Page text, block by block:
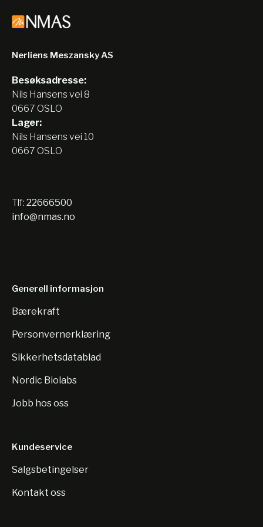
Nerliens Meszansky AS
Besøksadresse:
Nils Hansens vei 8
0667 OSLO
Lager:
Nils Hansens vei 10
0667 OSLO
Tlf: 22666500
info@nmas.no
Generell informasjon
Bærekraft
Personvernerklæring
Sikkerhetsdatablad
Nordic Biolabs
Jobb hos oss
Kundeservice
Salgsbetingelser
Kontakt oss